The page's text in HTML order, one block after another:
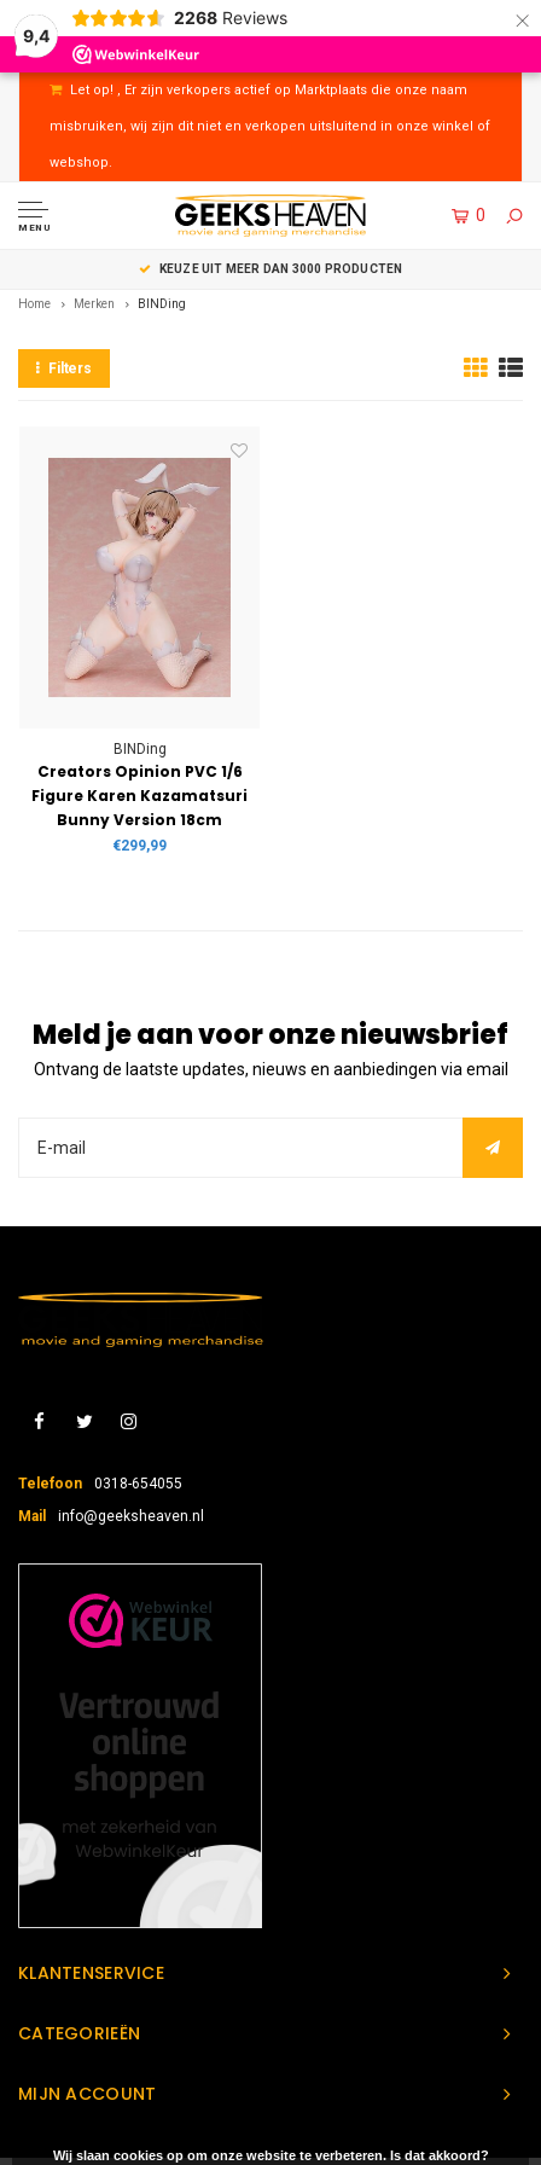
9,4
2268 Reviews ×
Let op! , Er zijn verkopers actief op Marktplaats die onze naam
misbruiken, wij zijn dit niet en verkopen uitsluitend in onze winkel of
webshop.
MENU
0
KEUZE UIT MEER DAN 3000 PRODUCTEN
Home Merken BINDing
Filters
BINDing
Creators Opinion PVC 1/6
Figure Karen Kazamatsuri
Bunny Version 18cm
€299,99
Meld je aan voor onze nieuwsbrief
Ontvang de laatste updates, nieuws en aanbiedingen via email
Telefoon
0318-654055
Mail
info@geeksheaven.nl
KLANTENSERVICE
CATEGORIEËN
MIJN ACCOUNT
Wij slaan cookies op om onze website te verbeteren. Is dat akkoord?